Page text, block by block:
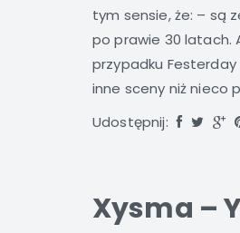
tym sensie, że: – są
po prawie 30 latach.
przypadku
inne sceny niż nieco
Udostępnij:
Xysma –